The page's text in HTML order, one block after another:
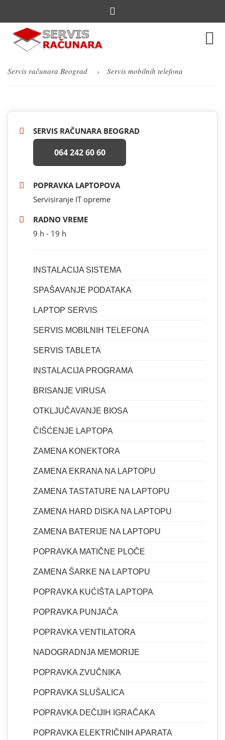
Servis računara Beograd Servis mobilnih telefona
SERVIS RAČUNARA BEOGRAD
064 242 60 60
POPRAVKA LAPTOPOVA
Servisiranje IT opreme
RADNO VREME
9 h - 19 h
INSTALACIJA SISTEMA
SPAŠAVANJE PODATAKA
LAPTOP SERVIS
SERVIS MOBILNIH TELEFONA
SERVIS TABLETA
INSTALACIJA PROGRAMA
BRISANJE VIRUSA
OTKLJUČAVANJE BIOSA
ČIŠĆENJE LAPTOPA
ZAMENA KONEKTORA
ZAMENA EKRANA NA LAPTOPU
ZAMENA TASTATURE NA LAPTOPU
ZAMENA HARD DISKA NA LAPTOPU
ZAMENA BATERIJE NA LAPTOPU
POPRAVKA MATIČNE PLOČE
ZAMENA ŠARKE NA LAPTOPU
POPRAVKA KUĆIŠTA LAPTOPA
POPRAVKA PUNJAČA
POPRAVKA VENTILATORA
NADOGRADNJA MEMORIJE
POPRAVKA ZVUČNIKA
POPRAVKA SLUŠALICA
POPRAVKA DEČIJIH IGRAČAKA
POPRAVKA ELEKTRIČNIH APARATA